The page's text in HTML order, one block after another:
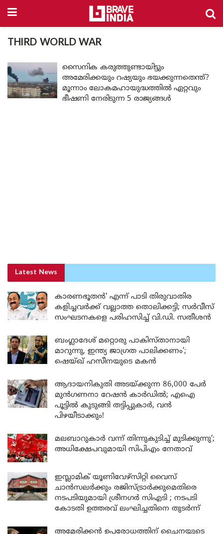
THIRD WORLD WAR
സൈനിക കരുത്തുണ്ടായിട്ടും
അമേരിക്കയും റഷ്യയും ഭയക്കുന്നതെന്ത്?
മൂന്നാം ലോകമഹായുദ്ധത്തിൽ ഏറ്റവും
ഭീഷണി നേരിടുന്ന 5 രാജ്യങ്ങൾ
Latest News
കാരണഭൂതൻ’ എന്ന് പാടി തിരുവാതിര
കളിച്ചവർക്ക് വല്ലാത്ത തൊലിക്കട്ടി; സർവീസ്
സംഘടനകളെ പരിഹസിച്ച് വി.ഡി. സതീശൻ
ബംഗ്ലാദേശ് മറ്റൊരു പാകിസ്താനായി
മാറുന്നു, ഇന്ത്യ ജാഗ്രത പാലിക്കണം’;
ഷെയ്ഖ് ഹസീനയുടെ മകൻ
ആദായനികുതി അടയ്ക്കുന്ന 86,000 പേർ
മുൻഗണനാ റേഷൻ കാർഡിൽ; എഐ
പൂട്ടിൽ കുടുങ്ങി തട്ടിപ്പുകാർ, വൻ
പിഴയീടാക്കും!
മലബാറുകാർ വന്ന് തിന്നുകുടിച്ച് മുടിക്കുന്നു’;
അധിക്ഷേപവുമായി സിപിഎം നേതാവ്
ഇസ്ലാമിക് യൂണിവേഴ്സിറ്റി വൈസ്
ചാൻസലർക്കും രജിസ്ട്രാർക്കുമെതിരെ
നടപടിയുമായി ശ്രീനഗർ സിഎടി ; നടപടി
കോടതി ഉത്തരവ് ലംഘിച്ചതിനെ തുടർന്ന്
അമേരിക്കൻ ഉപരോധത്തിന് ചൈനയുടെ